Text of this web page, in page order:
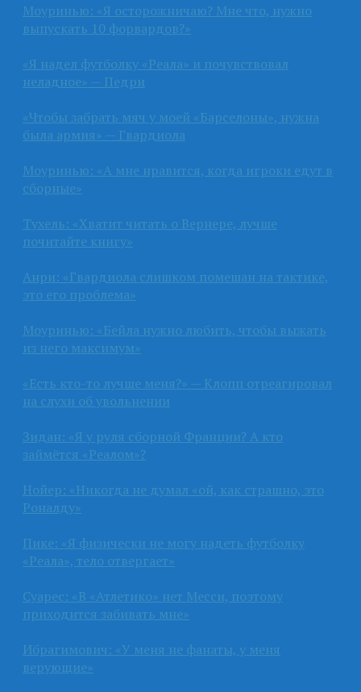
Моуринью: «Я осторожничаю? Мне что, нужно
выпускать 10 форвардов?»
«Я надел футболку «Реала» и почувствовал
неладное» — Педри
«Чтобы забрать мяч у моей «Барселоны», нужна
была армия» — Гвардиола
Моуринью: «А мне нравится, когда игроки едут в
сборные»
Тухель: «Хватит читать о Вернере, лучше
почитайте книгу»
Анри: «Гвардиола слишком помешан на тактике,
это его проблема»
Моуринью: «Бейла нужно любить, чтобы выжать
из него максимум»
«Есть кто-то лучше меня?» — Клопп отреагировал
на слухи об увольнении
Зидан: «Я у руля сборной Франции? А кто
займётся «Реалом»?
Нойер: «Никогда не думал «ой, как страшно, это
Роналду»
Пике: «Я физически не могу надеть футболку
«Реала», тело отвергает»
Суарес: «В «Атлетико» нет Месси, поэтому
приходится забивать мне»
Ибрагимович: «У меня не фанаты, у меня
верующие»